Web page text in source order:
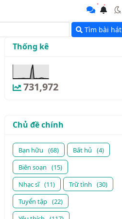
Tìm bài hát
Thống kê
731,972
Chủ đề chính
Bạn hữu (68) Bất hủ
(4)
Biên soạn
(15)
Nhạc sĩ (11) Trữ tình
(30)
Tuyển tập (22)